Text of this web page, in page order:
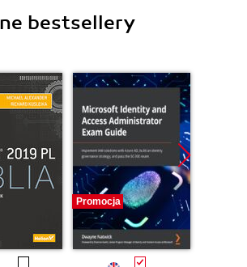
bestsellery
Promocja